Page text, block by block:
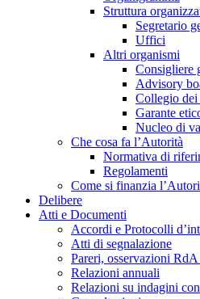
Struttura
Segretario
Uffici
Altri organismi
Consigliere
Advisory
Collegio dei
Garante
Nucleo di
Che cosa fa l’Autorità
Normativa di
Regolamenti
Come si finanzia
Delibere
Atti e Documenti
Accordi e Protocolli
Atti di segnalazione
Pareri, osservazioni
Relazioni annuali
Relazioni su indagini